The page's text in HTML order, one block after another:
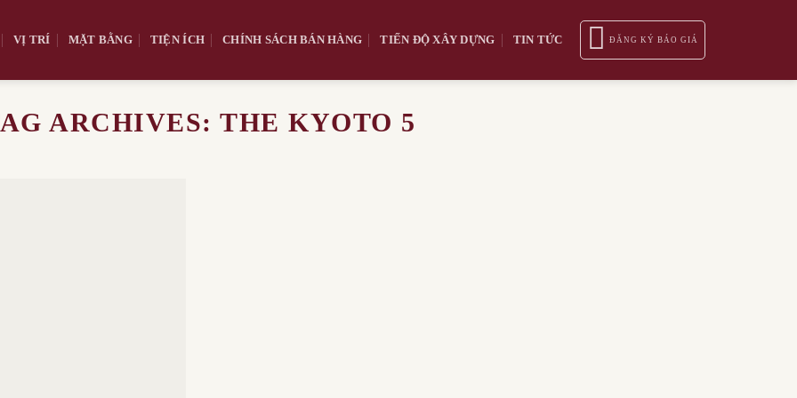
VỊ TRÍ MẶT BẰNG TIỆN ÍCH CHÍNH SÁCH BÁN HÀNG TIẾN ĐỘ XÂY DỰNG TIN TỨC ĐĂNG KÝ BÁO GIÁ
ARCHIVES:THE KYOTO 5